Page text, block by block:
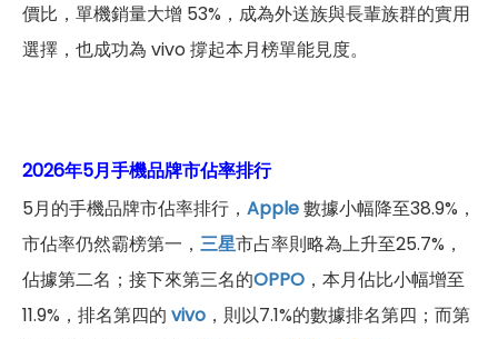
價比，單機銷量大增 53%，成為外送族與長輩族群的實用
選擇，也成功為 vivo 撐起本月榜單能見度。
2026年5月手機品牌市佔率排行
5月的手機品牌市佔率排行， Apple數據小幅降至38.9%，
市佔率仍然霸榜第一， 三星市占率則略為上升至25.7%，
佔據第二名；接下來第三名的OPPO ，本月佔比小幅增至
11.9%，排名第四的 vivo ，則以7.1%的數據排名第四；而第